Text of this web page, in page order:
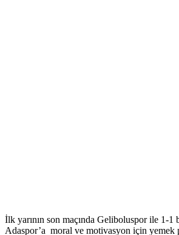
İlk yarının son maçında Geliboluspor ile 1-1
Adaspor’a moral ve motivasyon için yemek